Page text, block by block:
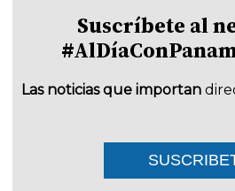
Suscríbete al
Las noticias que importan